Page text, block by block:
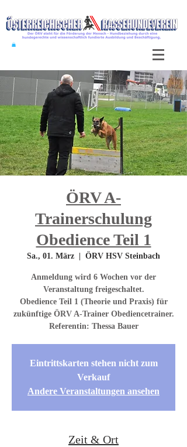
ÖRV A-
Trainerschulung
Obedience Teil 1
Sa., 01. März ÖRV HSV Steinbach
Anmeldung wird 6 Wochen vor der
Veranstaltung freigeschaltet.
Obedience Teil 1 (Theorie und Praxis) für
zukünftige ÖRV A-Trainer Obediencetrainer.
Referentin: Thessa Bauer
Eintrittskarten stehen nicht zum
Verkauf
Andere Veranstaltungen ansehen
Zeit & Ort